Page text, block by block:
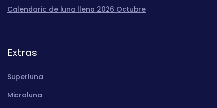
Calendario de luna llena 2026 Octubre
Extras
Superluna
Microluna